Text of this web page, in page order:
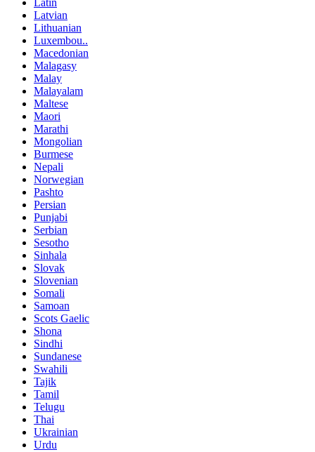
Latvian
Lithuanian
Luxembou..
Macedonian
Malagasy
Malay
Malayalam
Maltese
Maori
Marathi
Mongolian
Burmese
Nepali
Norwegian
Pashto
Persian
Punjabi
Serbian
Sesotho
Sinhala
Slovak
Slovenian
Somali
Samoan
Scots Gaelic
Shona
Sindhi
Sundanese
Swahili
Tajik
Tamil
Telugu
Thai
Ukrainian
Urdu